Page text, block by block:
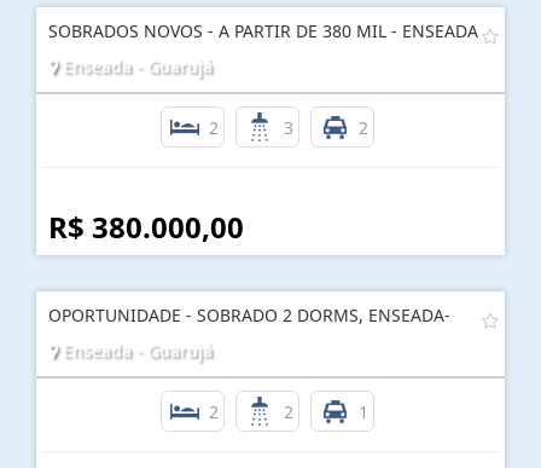
SOBRADOS NOVOS - A PARTIR DE 380 MIL - ENSEADA
Enseada - Guarujá
2 3 2
R$ 380.000,00
OPORTUNIDADE - SOBRADO 2 DORMS, ENSEADA-
Enseada - Guarujá
2 2 1